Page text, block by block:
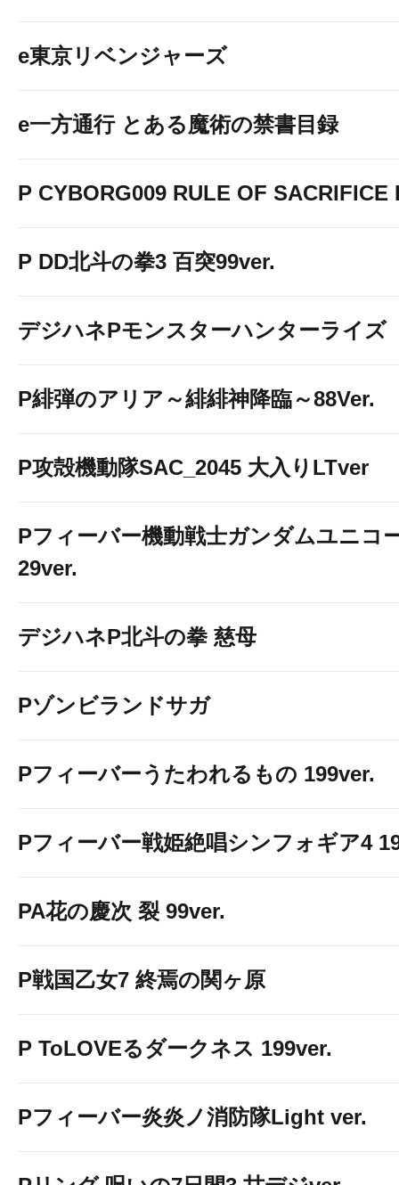
e東京リベンジャーズ
e一方通行 とある魔術の禁書目録
P CYBORG009 RULE OF SACRIFICE
P DD北斗の拳3 百突99ver.
デジハネPモンスターハンターライズ
P緋弾のアリア～緋緋神降臨～88Ver.
P攻殻機動隊SAC_2045 大入りLTver
Pフィーバー機動戦士ガンダムユニコ
29ver.
デジハネP北斗の拳 慈母
Pゾンビランドサガ
Pフィーバーうたわれるもの 199ver.
Pフィーバー戦姫絶唱シンフォギア4
PA花の慶次 裂 99ver.
P戦国乙女7 終焉の関ヶ原
P ToLOVEるダークネス 199ver.
Pフィーバー炎炎ノ消防隊Light ver.